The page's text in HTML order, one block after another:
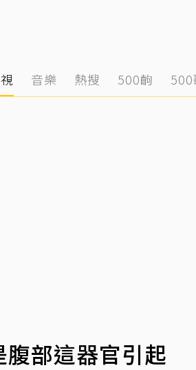
音樂 熱搜 500齣 500
部這器官引起